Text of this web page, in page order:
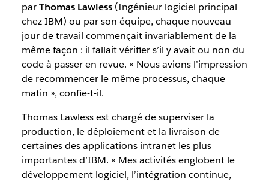
parThomas Lawless(Ingénieur logiciel principal
chez IBM) ou par son équipe, chaque nouveau
jour de travail commençait invariablement de la
même façon : il fallait vérifier s’il y avait ou non du
code à passer en revue. « Nous avions l’impression
de recommencer le même processus, chaque
matin », confie-t-il.
Thomas Lawless est chargé de superviser la
production, le déploiement et la livraison de
certaines des applications intranet les plus
importantes d’IBM. « Mes activités englobent le
développement logiciel, l’intégration continue,